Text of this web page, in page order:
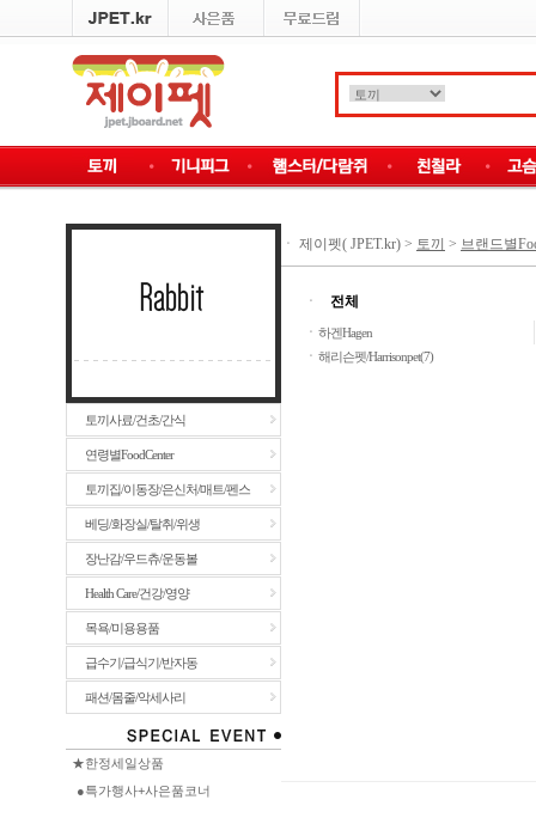
토끼사료/건초/간식
연령별FoodCenter
토끼집/이동장/은신처/매트/펜스
베딩/화장실/탈취/위생
장난감/우드츄/운동볼
Health Care/건강/영양
목욕/미용용품
급수기/급식기/반자동
패션/몸줄/악세사리
★한정세일상품
●특가행사+사은품코너
ㆍ 제이펫( JPET.kr) > 토끼 > 브랜드별
ㆍ
전체
ㆍ 하겐Hagen
ㆍ 해리슨펫/Harrisonpet(7)